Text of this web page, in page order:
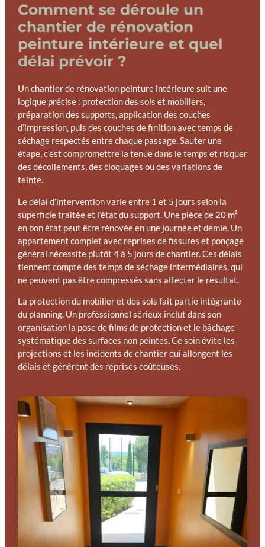
Comment se déroule un
chantier de rénovation
peinture intérieure et quel
délai prévoir ?
Un chantier de rénovation peinture intérieure suit une
logique précise : protection des sols et mobiliers,
préparation des supports, application des couches
d’impression, puis des couches de finition avec temps de
séchage respectés entre chaque passage. Sauter une
étape, c’est compromettre la tenue dans le temps et risquer
des décollements, des cloquages ou des variations de
teinte.
Le délai d’intervention varie entre 1 et 5 jours selon la
superficie traitée et l’état du support. Une pièce de 20 m²
en bon état peut être rénovée en une journée et demie. Un
appartement complet avec reprises de fissures et ponçage
général nécessite plutôt 4 à 5 jours de chantier. Ces délais
tiennent compte des temps de séchage intermédiaires, qui
ne peuvent pas être compressés sans affecter le résultat.
La protection du mobilier et des sols fait partie intégrante
du planning. Un professionnel sérieux inclut dans son
organisation la pose de films de protection et le bâchage
systématique des surfaces non peintes. Ce soin évite les
projections et les incidents de chantier qui allongent les
délais et génèrent des reprises coûteuses.